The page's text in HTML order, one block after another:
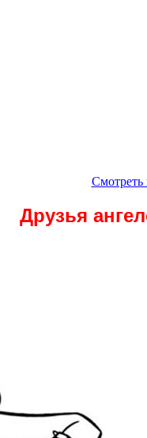
Смотреть
Друзья